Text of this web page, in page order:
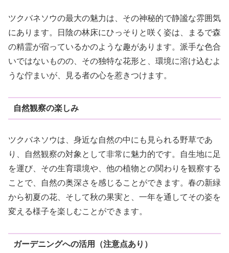
ツクバネソウの最大の魅力は、その神秘的で静謐な雰囲気
にあります。日陰の林床にひっそりと咲く姿は、まるで森
の精霊が宿っているかのような趣があります。派手な色合
いではないものの、その独特な花形と、環境に溶け込むよ
うな佇まいが、見る者の心を惹きつけます。
自然観察の楽しみ
ツクバネソウは、身近な自然の中にも見られる野草であ
り、自然観察の対象として非常に魅力的です。自生地に足
を運び、その生育環境や、他の植物との関わりを観察する
ことで、自然の奥深さを感じることができます。春の新緑
から初夏の花、そして秋の果実と、一年を通してその姿を
変える様子を楽しむことができます。
ガーデニングへの活用（注意点あり）